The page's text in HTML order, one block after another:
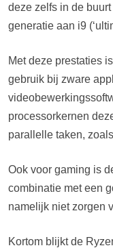
deze zelfs in de
generatie aan i9
Met deze prestaties
gebruik bij zware
processorkernen
parallelle taken,
Ook voor gaming is
combinatie met een
namelijk niet zorgen
Kortom blijkt de